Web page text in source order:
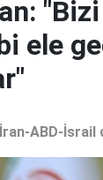
ele
İran-ABD-İsrail